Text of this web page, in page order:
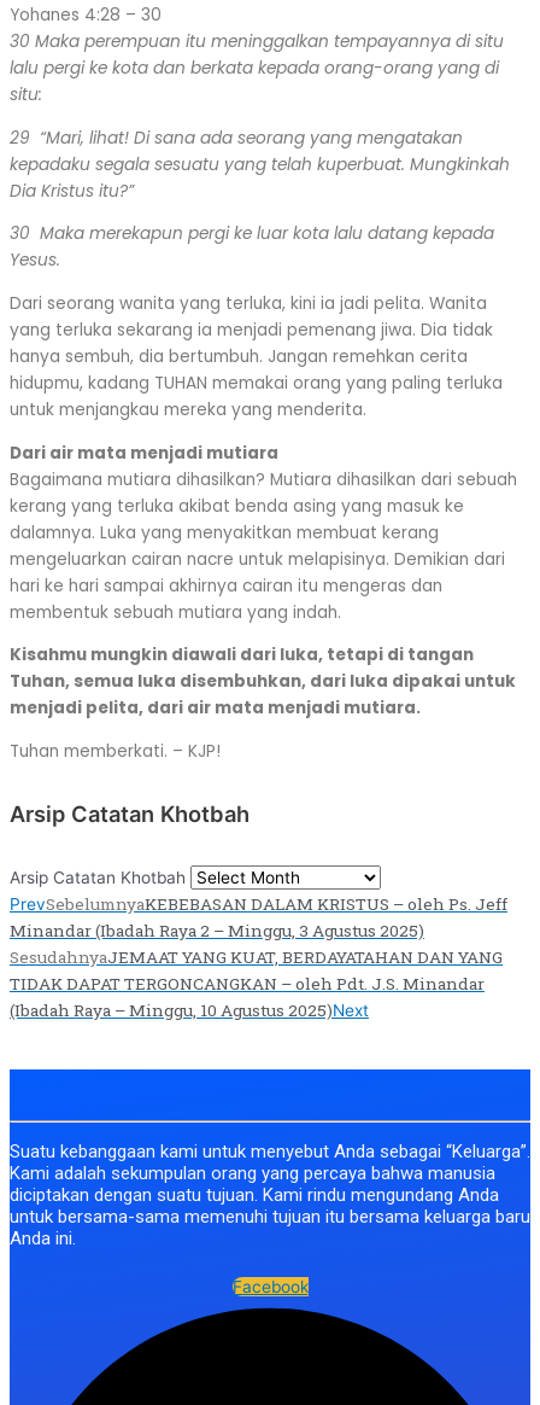
Yohanes 4:28 – 30
30 Maka perempuan itu meninggalkan tempayannya di situ
lalu pergi ke kota dan berkata kepada orang-orang yang di
situ:
29 “Mari, lihat! Di sana ada seorang yang mengatakan
kepadaku segala sesuatu yang telah kuperbuat. Mungkinkah
Dia Kristus itu?”
30 Maka merekapun pergi ke luar kota lalu datang kepada
Yesus.
Dari seorang wanita yang terluka, kini ia jadi pelita. Wanita
yang terluka sekarang ia menjadi pemenang jiwa. Dia tidak
hanya sembuh, dia bertumbuh. Jangan remehkan cerita
hidupmu, kadang TUHAN memakai orang yang paling terluka
untuk menjangkau mereka yang menderita.
Dari air mata menjadi mutiara
Bagaimana mutiara dihasilkan? Mutiara dihasilkan dari sebuah
kerang yang terluka akibat benda asing yang masuk ke
dalamnya. Luka yang menyakitkan membuat kerang
mengeluarkan cairan nacre untuk melapisinya. Demikian dari
hari ke hari sampai akhirnya cairan itu mengeras dan
membentuk sebuah mutiara yang indah.
Kisahmu mungkin diawali dari luka, tetapi di tangan
Tuhan, semua luka disembuhkan, dari luka dipakai untuk
menjadi pelita, dari air mata menjadi mutiara.
Tuhan memberkati. – KJP!
Arsip Catatan Khotbah
Arsip Catatan Khotbah
PrevSebelumnyaKEBEBASAN DALAM KRISTUS – oleh Ps. Jeff
Minandar (Ibadah Raya 2 – Minggu, 3 Agustus 2025)
SesudahnyaJEMAAT YANG KUAT, BERDAYATAHAN DAN YANG
TIDAK DAPAT TERGONCANGKAN – oleh Pdt. J.S. Minandar
(Ibadah Raya – Minggu, 10 Agustus 2025)Next
Suatu kebanggaan kami untuk menyebut Anda sebagai “Keluarga”.
Kami adalah sekumpulan orang yang percaya bahwa manusia
diciptakan dengan suatu tujuan. Kami rindu mengundang Anda
untuk bersama-sama memenuhi tujuan itu bersama keluarga baru
Anda ini.
Facebook